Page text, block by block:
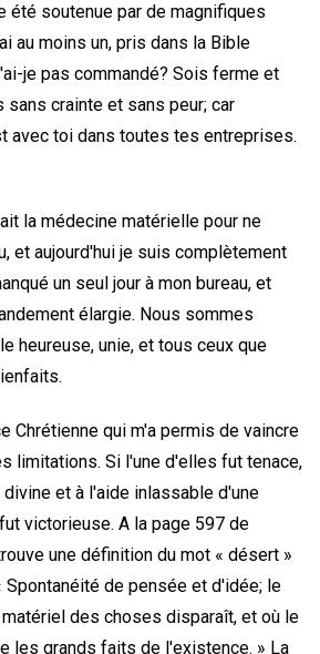
été soutenue par de magnifiques
au moins un, pris dans la Bible
je pas commandé? Sois ferme et
sans crainte et sans peur; car
avec toi dans toutes tes entreprises.
la médecine matérielle pour ne
et aujourd'hui je suis complètement
un seul jour à mon bureau, et
élargie. Nous sommes
heureuse, unie, et tous ceux que
Chrétienne qui m'a permis de vaincre
limitations. Si l'une d'elles fut tenace,
et à l'aide inlassable d'une
victorieuse. A la page 597 de
une définition du mot « désert »
Spontanéité de pensée et d'idée; le
des choses disparaît, et où le
les grands faits de l'existence. » La